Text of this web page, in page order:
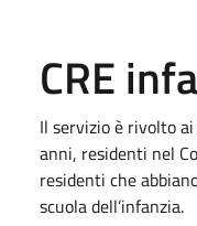
CRE
Il servizio è rivolto
anni, residenti nel
residenti che
scuola dell’infanzia.